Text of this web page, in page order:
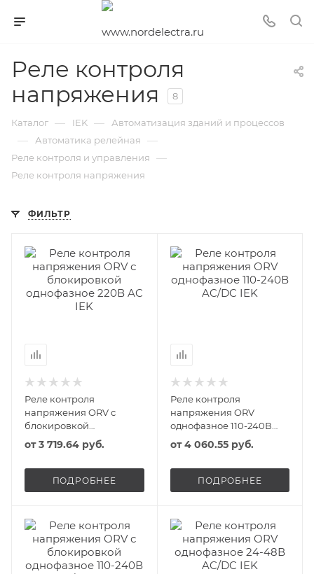
Реле контроля
напряжения
8
Каталог — IEK — Автоматизация зданий и процессов
— Автоматика релейная —
Реле контроля и управления —
Реле контроля напряжения
ФИЛЬТР
Реле контроля
напряжения ORV с
блокировкой
однофазное 220В AC IEK
от3 719.64 руб.
ПОДРОБНЕЕ
Реле контроля
напряжения ORV
однофазное 110-240В
AC/DC IEK
от4 060.55 руб.
ПОДРОБНЕЕ